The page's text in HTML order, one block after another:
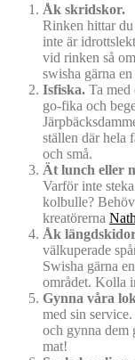
Åk skridskor.
Rinken hittar
inte är
vid rinken så
swisha gärna en
Isfiska. Ta med
go-fika och
ställen där hela
och små.
Ät lunch eller
Varför inte
kolbulle?
kreatörerna
Åk
välkuperade
Swisha gärna
området. Kolla
Gynna våra
med sin
och gynna dem
mat!